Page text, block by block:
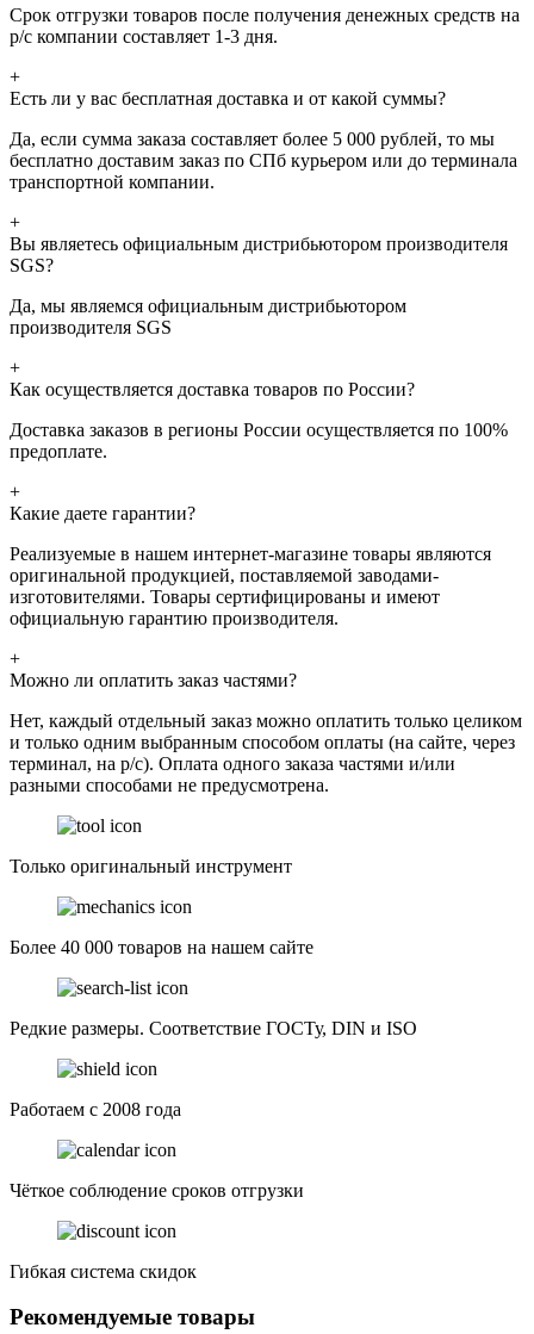
Срок отгрузки товаров после получения денежных средств на
р/с компании составляет 1-3 дня.
+
Есть ли у вас бесплатная доставка и от какой суммы?
Да, если сумма заказа составляет более 5 000 рублей, то мы
бесплатно доставим заказ по СПб курьером или до терминала
транспортной компании.
+
Вы являетесь официальным дистрибьютором производителя
SGS?
Да, мы являемся официальным дистрибьютором
производителя SGS
+
Как осуществляется доставка товаров по России?
Доставка заказов в регионы России осуществляется по 100%
предоплате.
+
Какие даете гарантии?
Реализуемые в нашем интернет-магазине товары являются
оригинальной продукцией, поставляемой заводами-
изготовителями. Товары сертифицированы и имеют
официальную гарантию производителя.
+
Можно ли оплатить заказ частями?
Нет, каждый отдельный заказ можно оплатить только целиком
и только одним выбранным способом оплаты (на сайте, через
терминал, на р/с). Оплата одного заказа частями и/или
разными способами не предусмотрена.
Только оригинальный инструмент
Более 40 000 товаров на нашем сайте
Редкие размеры. Соответствие ГОСТу, DIN и ISO
Работаем с 2008 года
Чёткое соблюдение сроков отгрузки
Гибкая система скидок
Рекомендуемые товары